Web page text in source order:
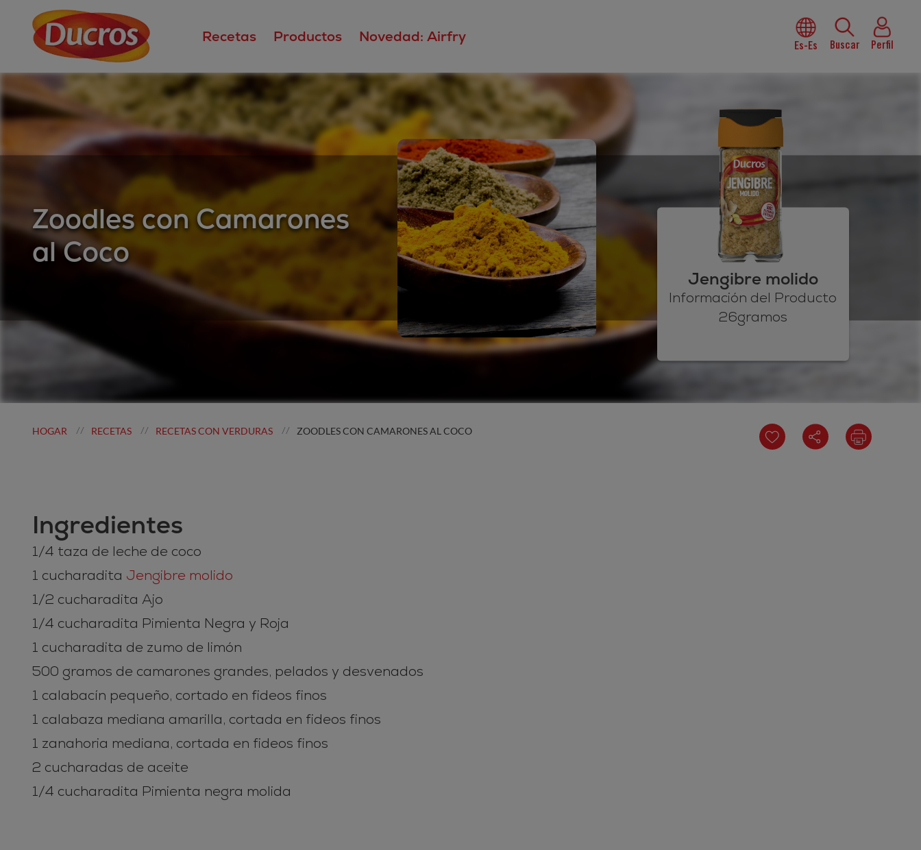
Recetas Productos Novedad: Airfry
Es-Es Buscar Perfil
Zoodles con Camarones
al Coco
Jengibre molido
Información del Producto
26gramos
HOGAR // RECETAS // RECETAS CON VERDURAS // ZOODLES CON CAMARONES AL COCO
Ingredientes
1/4 taza de leche de coco
1 cucharadita Jengibre molido
1/2 cucharadita Ajo
1/4 cucharadita Pimienta Negra y Roja
1 cucharadita de zumo de limón
500 gramos de camarones grandes, pelados y desvenados
1 calabacín pequeño, cortado en fideos finos
1 calabaza mediana amarilla, cortada en fideos finos
1 zanahoria mediana, cortada en fideos finos
2 cucharadas de aceite
1/4 cucharadita Pimienta negra molida